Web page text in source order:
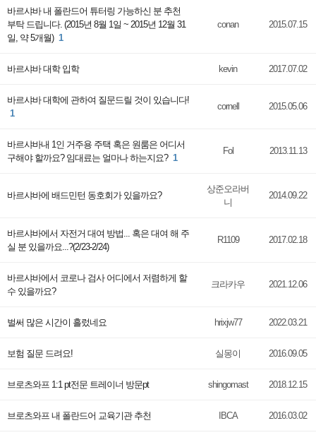
바르샤바 내 폴란드어 튜터링 가능하신 분 추천
부탁 드립니다. (2015년 8월 1일 ~ 2015년 12월 31
일, 약 5개월) 1
conan 2015.07.15
바르샤바 대학 입학 kevin 2017.07.02
바르샤바 대학에 관하여 질문드릴 것이 있습니다!
1
cornell 2015.05.06
바르샤바내 1인 거주용 주택 혹은 원룸은 어디서
구해야 할까요? 임대료는 얼마나 하는지요? 1
Fol 2013.11.13
바르샤바에 배드민턴 동호회가 있을까요?
상준오라버
니
2014.09.22
바르샤바에서 자전거 대여 방법... 혹은 대여 해 주
실 분 있을까요...?(2/23-2/24)
R1109 2017.02.18
바르샤바에서 코로나 검사 어디에서 저렴하게 할
수 있을까요?
크라카우 2021.12.06
벌써 많은 시간이 흘렀네요 hrixjw77 2022.03.21
보험 질문 드려요! 실몽이 2016.09.05
브로츠와프 1:1 pt전문 트레이너 방문pt shingomast 2018.12.15
브로츠와프 내 폴란드어 교육기관 추천 IBCA 2016.03.02